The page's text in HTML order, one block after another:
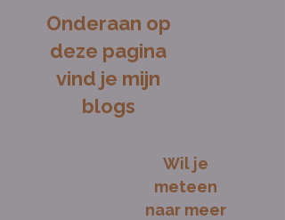
Onderaan op
deze pagina
vind je mijn
blogs
Wil je
meteen
naar meer